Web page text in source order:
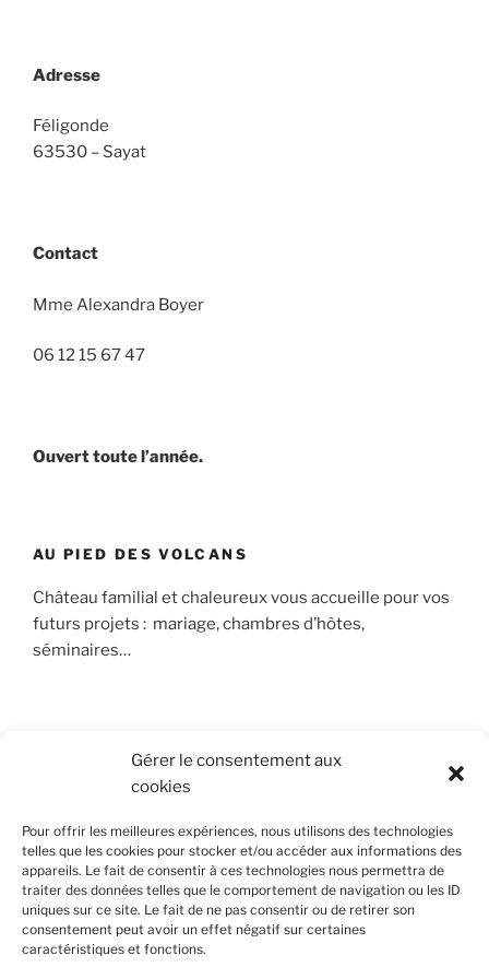
Gérer le consentement aux
cookies
Pour offrir les meilleures expériences, nous utilisons des technologies
telles que les cookies pour stocker et/ou accéder aux informations des
appareils. Le fait de consentir à ces technologies nous permettra de
traiter des données telles que le comportement de navigation ou les ID
uniques sur ce site. Le fait de ne pas consentir ou de retirer son
consentement peut avoir un effet négatif sur certaines
caractéristiques et fonctions.
Adresse
Féligonde
63530 – Sayat
Contact
Mme Alexandra Boyer
06 12 15 67 47
Ouvert toute l’année.
AU PIED DES VOLCANS
Château familial et chaleureux vous accueille pour vos
futurs projets : mariage, chambres d’hôtes,
séminaires…